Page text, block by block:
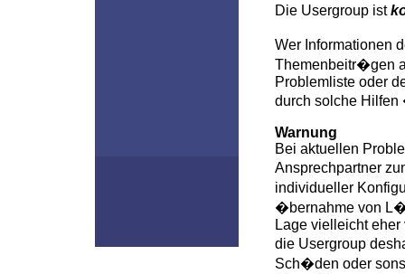
Die Usergroup ist
Wer Informationen
Themenbeitr�gen
Problemliste oder
durch solche
Warnung
Bei aktuellen
Ansprechpartner
individueller
�bernahme von
Lage vielleicht
die Usergroup
Sch�den oder